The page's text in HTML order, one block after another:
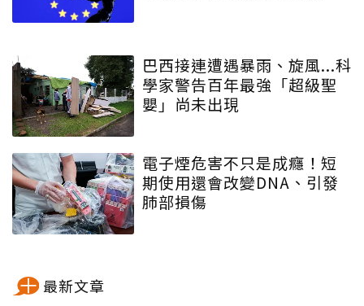
巴西接連遭遇暴雨、旋風...科
學家警告百年最強「超級聖
嬰」尚未出現
電子煙危害不只是成癮！短
期使用還會改變DNA、引發
肺部損傷
最新文章